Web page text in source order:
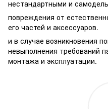
нестандартными и
повреждения от
его частей и аксессуаров.
и в случае возникновения
невыполнения требований
монтажа и эксплуатации.